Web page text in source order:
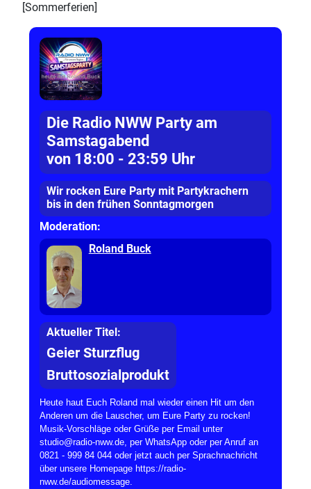
[Sommerferien]
Die Radio NWW Party am
Samstagabend
von 18:00 - 23:59 Uhr
Wir rocken Eure Party mit Partykrachern
bis in den frühen Sonntagmorgen
Moderation:
Roland Buck
Aktueller Titel:
Geier Sturzflug
Bruttosozialprodukt
Heute haut Euch Roland mal wieder einen Hit um den
Anderen um die Lauscher, um Eure Party zu rocken!
Musik-Vorschläge oder Grüße per Email unter
studio@radio-nww.de, per WhatsApp oder per Anruf an
0821 - 999 84 044 oder jetzt auch per Sprachnachricht
über unsere Homepage https://radio-
nww.de/audiomessage.